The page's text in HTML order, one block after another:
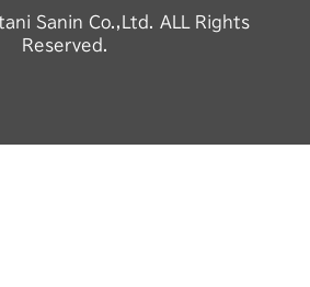
Sanin Co.,Ltd. ALL Rights
Reserved.